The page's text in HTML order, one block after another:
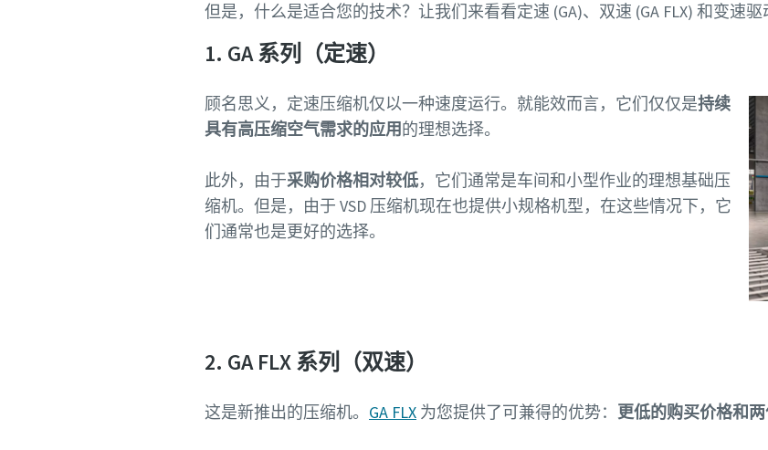
但是，什么是适合您的技术？让我们来看看定速 (GA)、双速 (GA FLX) 和变速驱
1. GA 系列（定速）
顾名思义，定速压缩机仅以一种速度运行。就能效而言，它们仅仅是持续
具有高压缩空气需求的应用的理想选择。
此外，由于采购价格相对较低，它们通常是车间和小型作业的理想基础压
缩机。但是，由于 VSD 压缩机现在也提供小规格机型，在这些情况下，它
们通常也是更好的选择。
2. GA FLX 系列（双速）
这是新推出的压缩机。 GA FLX 为您提供了可兼得的优势： 更低的购买价格和两